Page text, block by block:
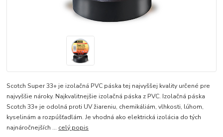
Scotch Super 33+ je izolačná PVC páska tej najvyššej kvality určené pre
najvyššie nároky. Najkvalitnejšie izolačná páska z PVC. Izolačná páska
Scotch 33+ je odolná proti UV žiareniu, chemikáliám, vlhkosti, lúhom,
kyselinám a rozpúšťadlám. Je vhodná ako elektrická izolácia do tých
najnáročnejších ... celý popis